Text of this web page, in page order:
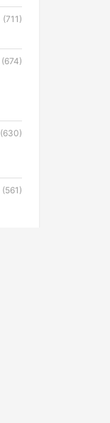
(711)
(674)
(630)
(561)